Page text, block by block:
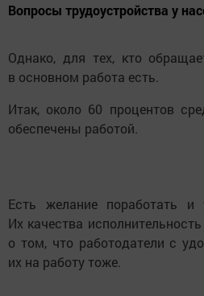
Вопросы трудоустройства у
Однако, для тех, кто
в основном работа есть.
Итак, около 60 процентов
обеспечены работой.
Есть желание поработать и
Их качества
о том, что работодатели с
их на работу тоже.